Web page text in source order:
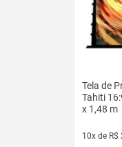
Tela de
Tahiti
x 1,48 m
10x de